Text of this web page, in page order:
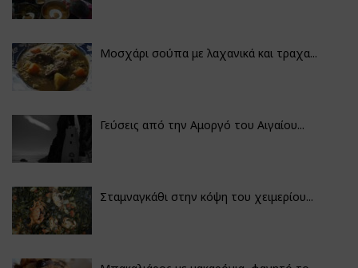
Μοσχάρι σούπα με λαχανικά και τραχα...
Γεύσεις από την Αμοργό του Αιγαίου...
Σταμναγκάθι στην κόψη του χειμερίου...